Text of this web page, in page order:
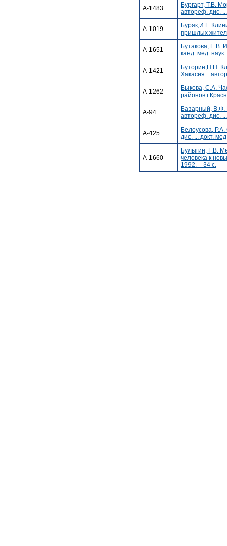
А-1483
Бургарт, Т.В.
автореф. дис.
А-1019
Буряк,И.Г.
пришлых
А-1651
Бутакова, Е.В.
канд. мед.
А-1421
Буторин,Н.Н.
Хакасия. :
А-1262
Быкова, С.А.
районов
А-94
Базарный, В.Ф.
автореф. дис.
А-425
Белоусова,
дис. ... докт.
А-1660
Булыгин, Г.В.
человека к
1992. – 34 с.